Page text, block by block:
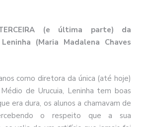
ERCEIRA (e última parte) da
(Maria Madalena Chaves
como diretora da única (até hoje)
de Urucuia, Leninha tem boas
era dura, os alunos a chamavam de
o respeito que a sua